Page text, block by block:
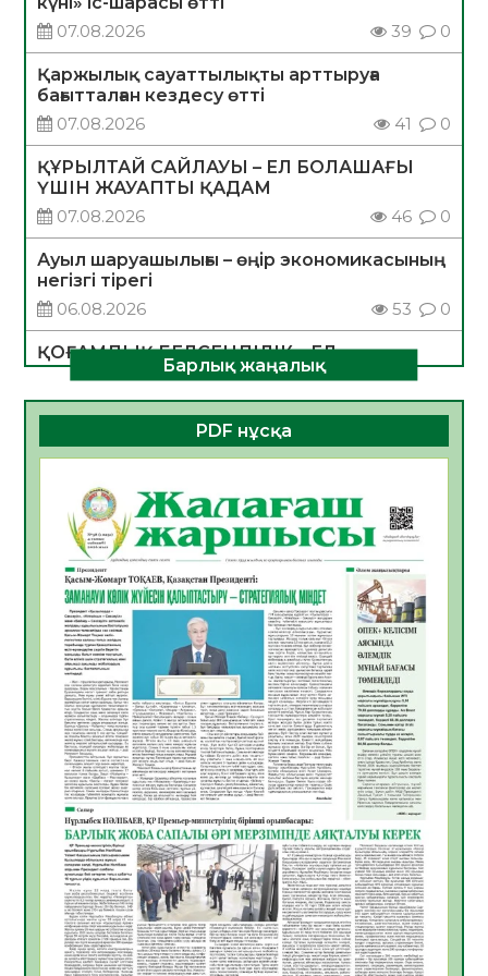
07.08.2026
39 0
Қаржылық сауаттылықты арттыруға
бағытталған кездесу өтті
07.08.2026
41 0
ҚҰРЫЛТАЙ САЙЛАУЫ – ЕЛ БОЛАШАҒЫ
ҮШІН ЖАУАПТЫ ҚАДАМ
07.08.2026
46 0
Ауыл шаруашылығы – өңір экономикасының
негізгі тірегі
06.08.2026
53 0
ҚОҒАМДЫҚ БЕЛСЕНДІЛІК – ЕЛ
ДАМУЫНЫҢ НЕГІЗІ
06.08.2026
51 0
ҚҰРЫЛТАЙ САЙЛАУЫ – БОЛАШАҚҚА
БАСТАР ЖАУАПТЫ ТАҢДАУ
06.08.2026
Инфекциялық ауруларға қарсы иммундау
жұмыстарының тиімділігі
06.08.2026
55
Көкжөтел ауруы туралы
06.08.2026
53
АПВ вакцинасы туралы мәлімет
06.08.2026
52
Open Air: Қызылорда облысы полиция
департаменті 20 мыңнан астам
көрерменнің қауіпсіздігін қамтамасыз етті
06.08.2026
64
ҚЫЗЫЛОРДАДА «САНАЛЫ ҰРПАҚ –
ЖАРҚЫН БОЛАШАҚ» АТТЫ КЕҢЕЙТІЛГЕН
МӘЖІЛІС ӨТТІ
05.08.2026
65
Барлық жаңалық
PDF нұсқа